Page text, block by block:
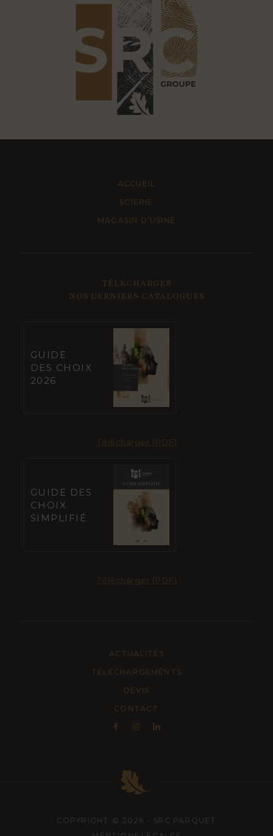
ACCUEIL
SCIERIE
MAGASIN D’USINE
TÉLÉCHARGER
NOS DERNIERS CATALOGUES
GUIDE
DES CHOIX
2026
Télécharger (PDF)
GUIDE DES
CHOIX
SIMPLIFIÉ
Télécharger (PDF)
ACTUALITÉS
TÉLÉCHARGEMENTS
DEVIS
CONTACT
COPYRIGHT © 2026 - SRC PARQUET